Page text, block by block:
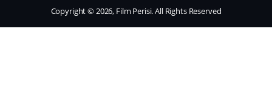
Copyright © 2026, Film Perisi. All Rights Reserved